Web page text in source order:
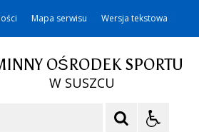
Mapa serwisu Wersja tekstowa
OŚRODEK SPORTU
W SUSZCU